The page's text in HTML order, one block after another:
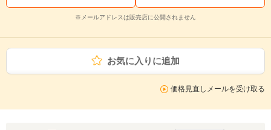
※メールアドレスは販売店に公開されません
お気に入りに追加
価格見直しメールを受け取る